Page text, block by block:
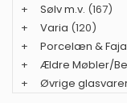
+
Sølv m.v. (167)
+
Varia (120)
+
Porcelæn &
+
Ældre Møbler/
+
Øvrige